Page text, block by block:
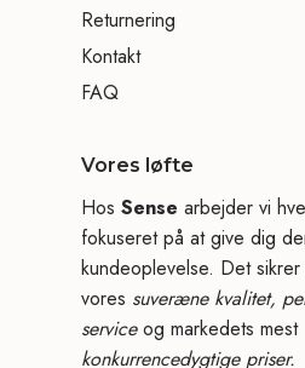
Returnering
Kontakt
FAQ
Vores løfte
Hos Sense arbejder vi
fokuseret på at give dig
kundeoplevelse. Det
vores suveræne kvalitet,
serviceog markedets mest
konkurrencedygtige priser.